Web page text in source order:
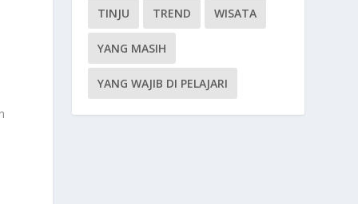
TINJU TREND WISATA
YANG MASIH
YANG WAJIB DI PELAJARI